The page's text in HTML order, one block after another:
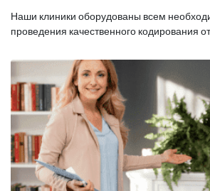
Наши клиники оборудованы всем
проведения качественного кодирования